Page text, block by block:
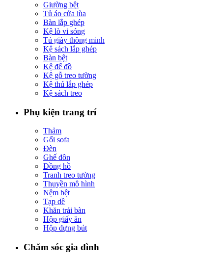
Giường bệt
Tủ áo cửa lùa
Bàn lắp ghép
Kệ lò vi sóng
Tủ giày thông minh
Kệ sách lắp ghép
Bàn bệt
Kệ để đồ
Kệ gỗ treo tường
Kệ thú lắp ghép
Kệ sách treo
Phụ kiện trang trí
Thảm
Gối sofa
Đèn
Ghế đôn
Đồng hồ
Tranh treo tường
Thuyền mô hình
Nệm bệt
Tạp dề
Khăn trải bàn
Hộp giấy ăn
Hộp đựng bút
Chăm sóc gia đình